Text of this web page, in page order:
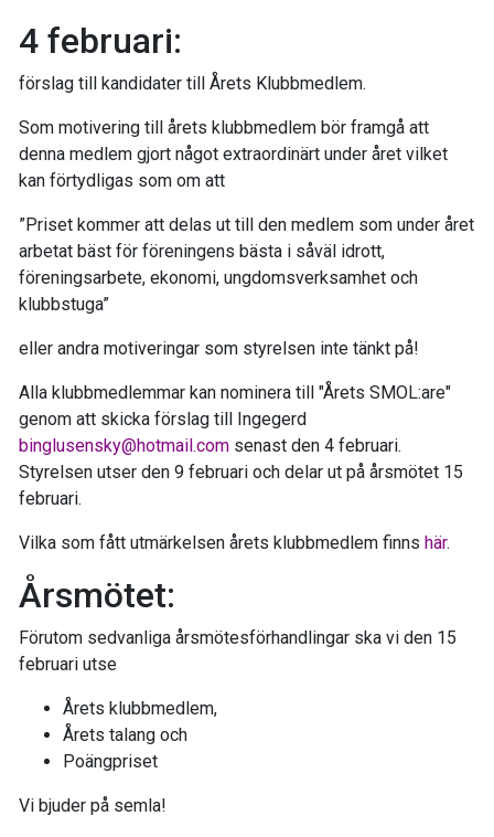
4 februari:
förslag till kandidater till Årets Klubbmedlem.
Som motivering till årets klubbmedlem bör framgå att
denna medlem gjort något extraordinärt under året vilket
kan förtydligas som om att
”Priset kommer att delas ut till den medlem som under året
arbetat bäst för föreningens bästa i såväl idrott,
föreningsarbete, ekonomi, ungdomsverksamhet och
klubbstuga”
eller andra motiveringar som styrelsen inte tänkt på!
Alla klubbmedlemmar kan nominera till "Årets SMOL:are"
genom att skicka förslag till Ingegerd
binglusensky@hotmail.com senast den 4 februari.
Styrelsen utser den 9 februari och delar ut på årsmötet 15
februari.
Vilka som fått utmärkelsen årets klubbmedlem finns här.
Årsmötet:
Förutom sedvanliga årsmötesförhandlingar ska vi den 15
februari utse
Årets klubbmedlem,
Årets talang och
Poängpriset
Vi bjuder på semla!